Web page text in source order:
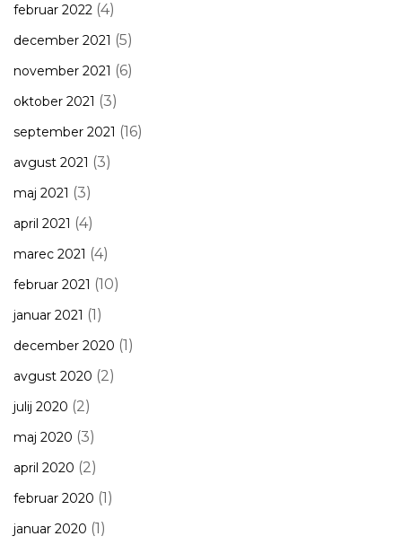
februar 2022 (4)
december 2021 (5)
november 2021 (6)
oktober 2021 (3)
september 2021 (16)
avgust 2021 (3)
maj 2021 (3)
april 2021 (4)
marec 2021 (4)
februar 2021 (10)
januar 2021 (1)
december 2020 (1)
avgust 2020 (2)
julij 2020 (2)
maj 2020 (3)
april 2020 (2)
februar 2020 (1)
januar 2020 (1)